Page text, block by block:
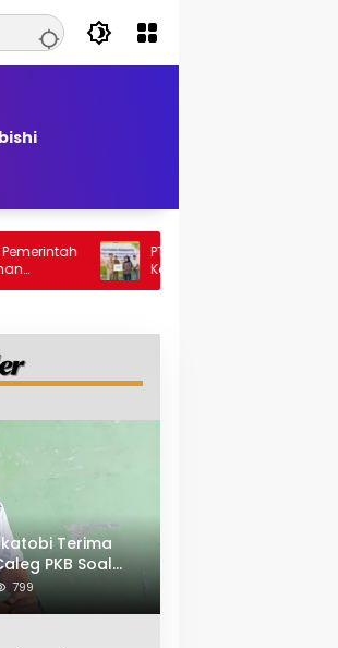
PT Generasi Agung Perkasa Buktikan
Komitmen Sosial, Salurkan PPM
Juta untuk Masyarakat Lingkar
Terima
PKB Soal
Suara
799